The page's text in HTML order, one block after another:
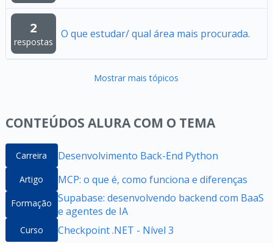
2
respostas
O que estudar/ qual área mais procurada.
Mostrar mais tópicos
CONTEÚDOS ALURA COM O TEMA
Carreira Desenvolvimento Back-End Python
Artigo MCP: o que é, como funciona e diferenças
Formação Supabase: desenvolvendo backend com BaaS
e agentes de IA
Curso Checkpoint .NET - Nível 3